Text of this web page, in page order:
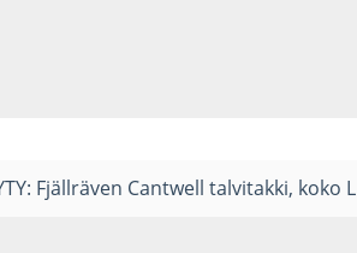
Fjällräven Cantwell talvitakki, koko L